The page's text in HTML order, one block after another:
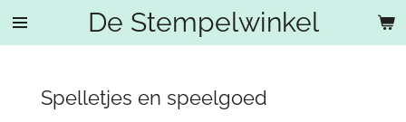
Ga
hoofdinhoud
De Stempelwinkel
Spelletjes en speelgoed